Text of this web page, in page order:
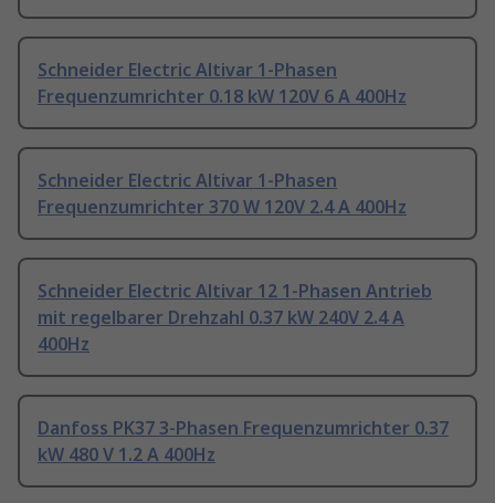
Schneider Electric Altivar 1-Phasen
Frequenzumrichter 0.18 kW 120V 6 A 400Hz
Schneider Electric Altivar 1-Phasen
Frequenzumrichter 370 W 120V 2.4 A 400Hz
Schneider Electric Altivar 12 1-Phasen Antrieb
mit regelbarer Drehzahl 0.37 kW 240V 2.4 A
400Hz
Danfoss PK37 3-Phasen Frequenzumrichter 0.37
kW 480 V 1.2 A 400Hz